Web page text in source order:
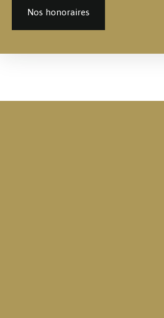
Nos honoraires